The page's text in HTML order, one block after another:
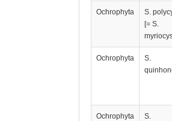
Ochrophyta
S.
[= S.
Ochrophyta
S.
Ochrophyta
S.